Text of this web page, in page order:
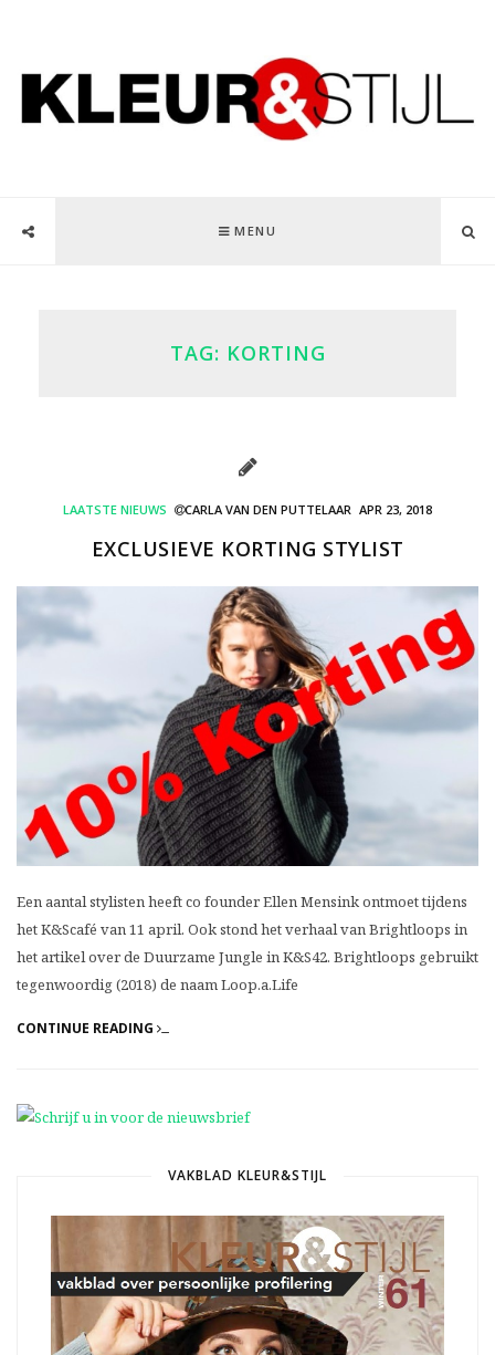
MENU
TAG: KORTING
LAATSTE NIEUWS CARLA VAN DEN PUTTELAAR APR 23, 2018
EXCLUSIEVE KORTING STYLIST
Een aantal stylisten heeft co founder Ellen Mensink ontmoet tijdens
het K&Scafé van 11 april. Ook stond het verhaal van Brightloops in
het artikel over de Duurzame Jungle in K&S42. Brightloops gebruikt
tegenwoordig (2018) de naam Loop.a.Life
CONTINUE READING
VAKBLAD KLEUR&STIJL